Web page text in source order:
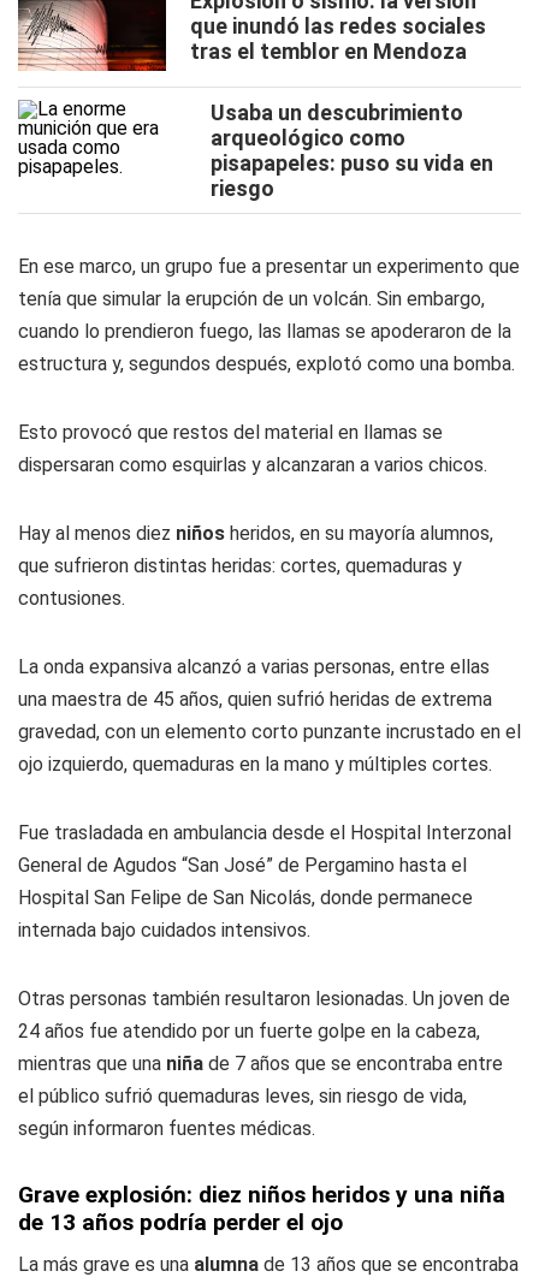
que inundó las redes sociales
tras el temblor en Mendoza
Usaba un descubrimiento
arqueológico como
pisapapeles: puso su vida en
riesgo
En ese marco, un grupo fue a presentar un experimento que
tenía que simular la erupción de un volcán. Sin embargo,
cuando lo prendieron fuego, las llamas se apoderaron de la
estructura y, segundos después, explotó como una bomba.
Esto provocó que restos del material en llamas se
dispersaran como esquirlas y alcanzaran a varios chicos.
Hay al menos diez niños heridos, en su mayoría alumnos,
que sufrieron distintas heridas: cortes, quemaduras y
contusiones.
La onda expansiva alcanzó a varias personas, entre ellas
una maestra de 45 años, quien sufrió heridas de extrema
gravedad, con un elemento corto punzante incrustado en el
ojo izquierdo, quemaduras en la mano y múltiples cortes.
Fue trasladada en ambulancia desde el Hospital Interzonal
General de Agudos “San José” de Pergamino hasta el
Hospital San Felipe de San Nicolás, donde permanece
internada bajo cuidados intensivos.
Otras personas también resultaron lesionadas. Un joven de
24 años fue atendido por un fuerte golpe en la cabeza,
mientras que una niña de 7 años que se encontraba entre
el público sufrió quemaduras leves, sin riesgo de vida,
según informaron fuentes médicas.
Grave explosión: diez niños heridos y una niña
de 13 años podría perder el ojo
La más grave es una alumna de 13 años que se encontraba